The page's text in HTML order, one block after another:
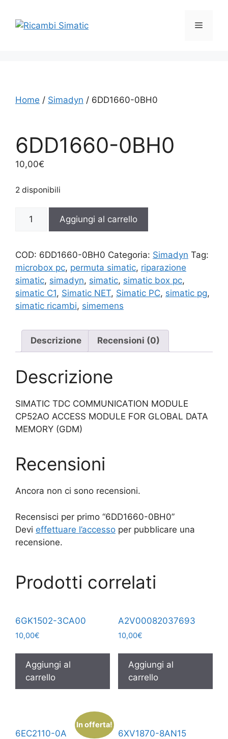
contenuto
Menu
Home / Simadyn / 6DD1660-0BH0
6DD1660-0BH0
10,00€
2 disponibili
0BH0
Aggiungi al carrello
COD: 6DD1660-0BH0 Categoria: Simadyn Tag:
microbox pc, permuta simatic, riparazione
simatic, simadyn, simatic, simatic box pc,
simatic C1, Simatic NET, Simatic PC, simatic pg,
simatic ricambi, simemens
Descrizione Recensioni (0)
Descrizione
SIMATIC TDC COMMUNICATION MODULE
CP52AO ACCESS MODULE FOR GLOBAL DATA
MEMORY (GDM)
Recensioni
Ancora non ci sono recensioni.
Recensisci per primo “6DD1660-0BH0”
Devi effettuare l’accesso per pubblicare una
recensione.
Prodotti correlati
6GK1502-3CA00
10,00€
Aggiungi al
carrello
A2V00082037693
10,00€
Aggiungi al
carrello
In offerta!
6EC2110-0A 6XV1870-8AN15